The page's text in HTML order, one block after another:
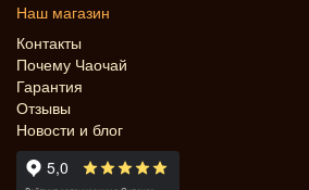
Наш магазин
Контакты
Почему Чаочай
Гарантия
Отзывы
Новости и блог